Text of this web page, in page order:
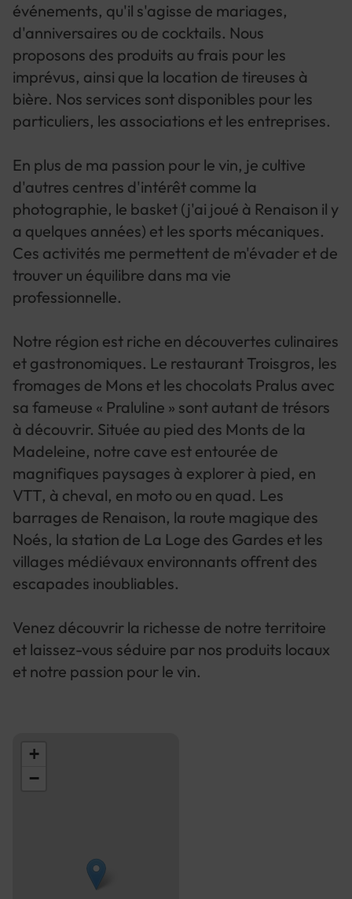
événements, qu'il s'agisse de mariages,
d'anniversaires ou de cocktails. Nous
proposons des produits au frais pour les
imprévus, ainsi que la location de tireuses à
bière. Nos services sont disponibles pour les
particuliers, les associations et les entreprises.
En plus de ma passion pour le vin, je cultive
d'autres centres d'intérêt comme la
photographie, le basket (j'ai joué à Renaison il y
a quelques années) et les sports mécaniques.
Ces activités me permettent de m'évader et de
trouver un équilibre dans ma vie
professionnelle.
Notre région est riche en découvertes culinaires
et gastronomiques. Le restaurant Troisgros, les
fromages de Mons et les chocolats Pralus avec
sa fameuse « Praluline » sont autant de trésors
à découvrir. Située au pied des Monts de la
Madeleine, notre cave est entourée de
magnifiques paysages à explorer à pied, en
VTT, à cheval, en moto ou en quad. Les
barrages de Renaison, la route magique des
Noés, la station de La Loge des Gardes et les
villages médiévaux environnants offrent des
escapades inoubliables.
Venez découvrir la richesse de notre territoire
et laissez-vous séduire par nos produits locaux
et notre passion pour le vin.
+
−